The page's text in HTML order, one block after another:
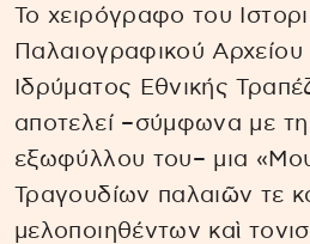
Το χειρόγραφο του
Παλαιογραφικού
Ιδρύματος Εθνικής
αποτελεί –σύμφωνα με
εξωφύλλου του– μια
Τραγουδίων παλαιῶν τε
μελοποιηθέντων καὶ